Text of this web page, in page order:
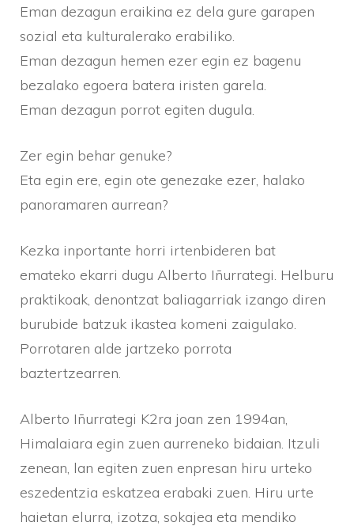
Eman dezagun eraikina ez dela gure garapen
sozial eta kulturalerako erabiliko.
Eman dezagun hemen ezer egin ez bagenu
bezalako egoera batera iristen garela.
Eman dezagun porrot egiten dugula.
Zer egin behar genuke?
Eta egin ere, egin ote genezake ezer, halako
panoramaren aurrean?
Kezka inportante horri irtenbideren bat
emateko ekarri dugu Alberto Iñurrategi. Helburu
praktikoak, denontzat baliagarriak izango diren
burubide batzuk ikastea komeni zaigulako.
Porrotaren alde jartzeko porrota
baztertzearren.
Alberto Iñurrategi K2ra joan zen 1994an,
Himalaiara egin zuen aurreneko bidaian. Itzuli
zenean, lan egiten zuen enpresan hiru urteko
eszedentzia eskatzea erabaki zuen. Hiru urte
haietan elurra, izotza, sokajea eta mendiko